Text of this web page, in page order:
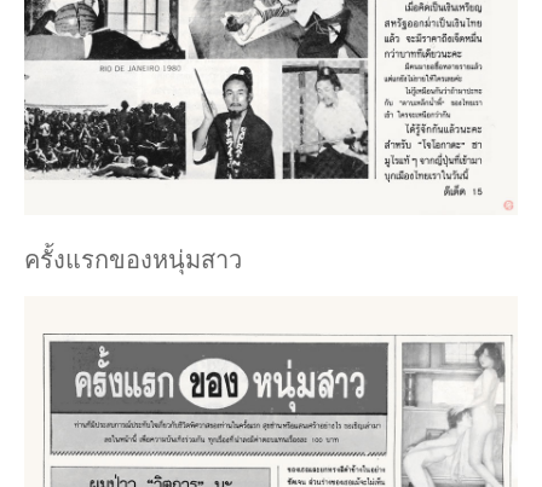
ครั้งแรกของหนุ่มสาว